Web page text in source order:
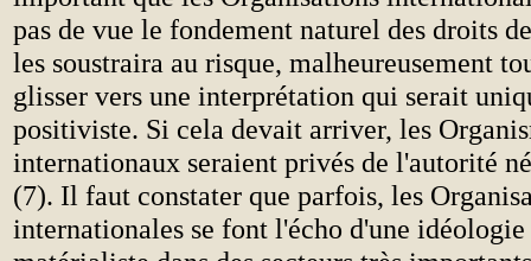
pas de vue le fondement naturel des droits
les soustraira au risque, malheureusement
glisser vers une interprétation qui serait
positiviste. Si cela devait arriver, les
internationaux seraient privés de l'autorité
(7). Il faut constater que parfois, les
internationales se font l'écho d'une